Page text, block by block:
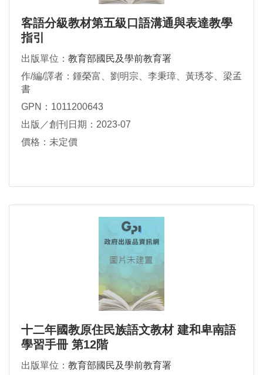
客語分級教材第五級口語溝通與表達教學
指引
出版單位： 教育部國民及學前教育署
作/編/譯者：鍾榮富、劉明宗、李秉璋、黃琇苓、梁孟
書
GPN：1011200643
出版／創刊日期：2023-07
價格：未定價
十二年國教原住民族語文教材 建和卑南語
學習手冊 第12階
出版單位： 教育部國民及學前教育署